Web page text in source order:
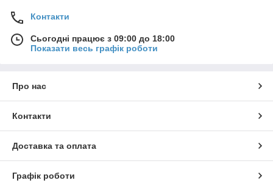
Контакти
Сьогодні працює з 09:00 до 18:00
Показати весь графік роботи
Про нас
Контакти
Доставка та оплата
Графік роботи